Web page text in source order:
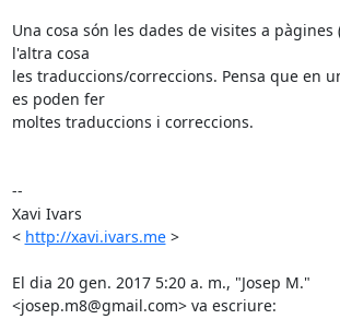
Una cosa són les dades de visites a pàgines
l'altra cosa
les traduccions/correccions. Pensa que en
es poden fer
moltes traduccions i correccions.
--
Xavi Ivars
< http://xavi.ivars.me >
El dia 20 gen. 2017 5:20 a. m., "Josep M."
<josep.m8@gmail.com> va escriure: